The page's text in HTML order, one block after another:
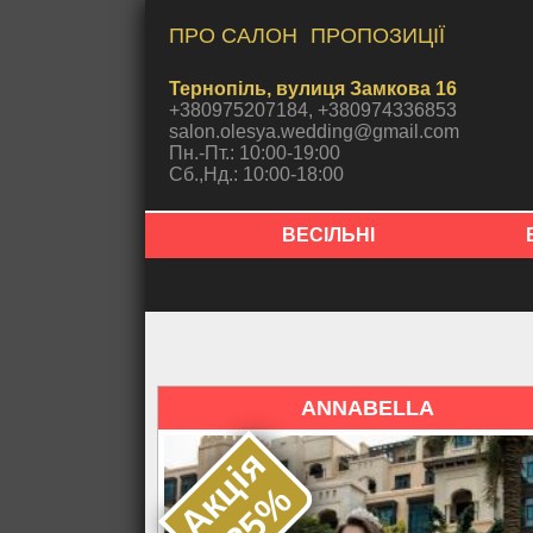
ПРО САЛОН ПРОПОЗИЦІЇ
Тернопіль, вулиця Замкова 16
+380975207184, +380974336853
salon.olesya.wedding@gmail.com
Пн.-Пт.: 10:00-19:00
Сб.,Нд.: 10:00-18:00
ВЕСІЛЬНІ
ANNABELLA
А
к
ц
і
я
-
2
5